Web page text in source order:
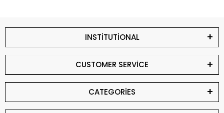
INSTİTUTİONAL
CUSTOMER SERVİCE
CATEGORİES